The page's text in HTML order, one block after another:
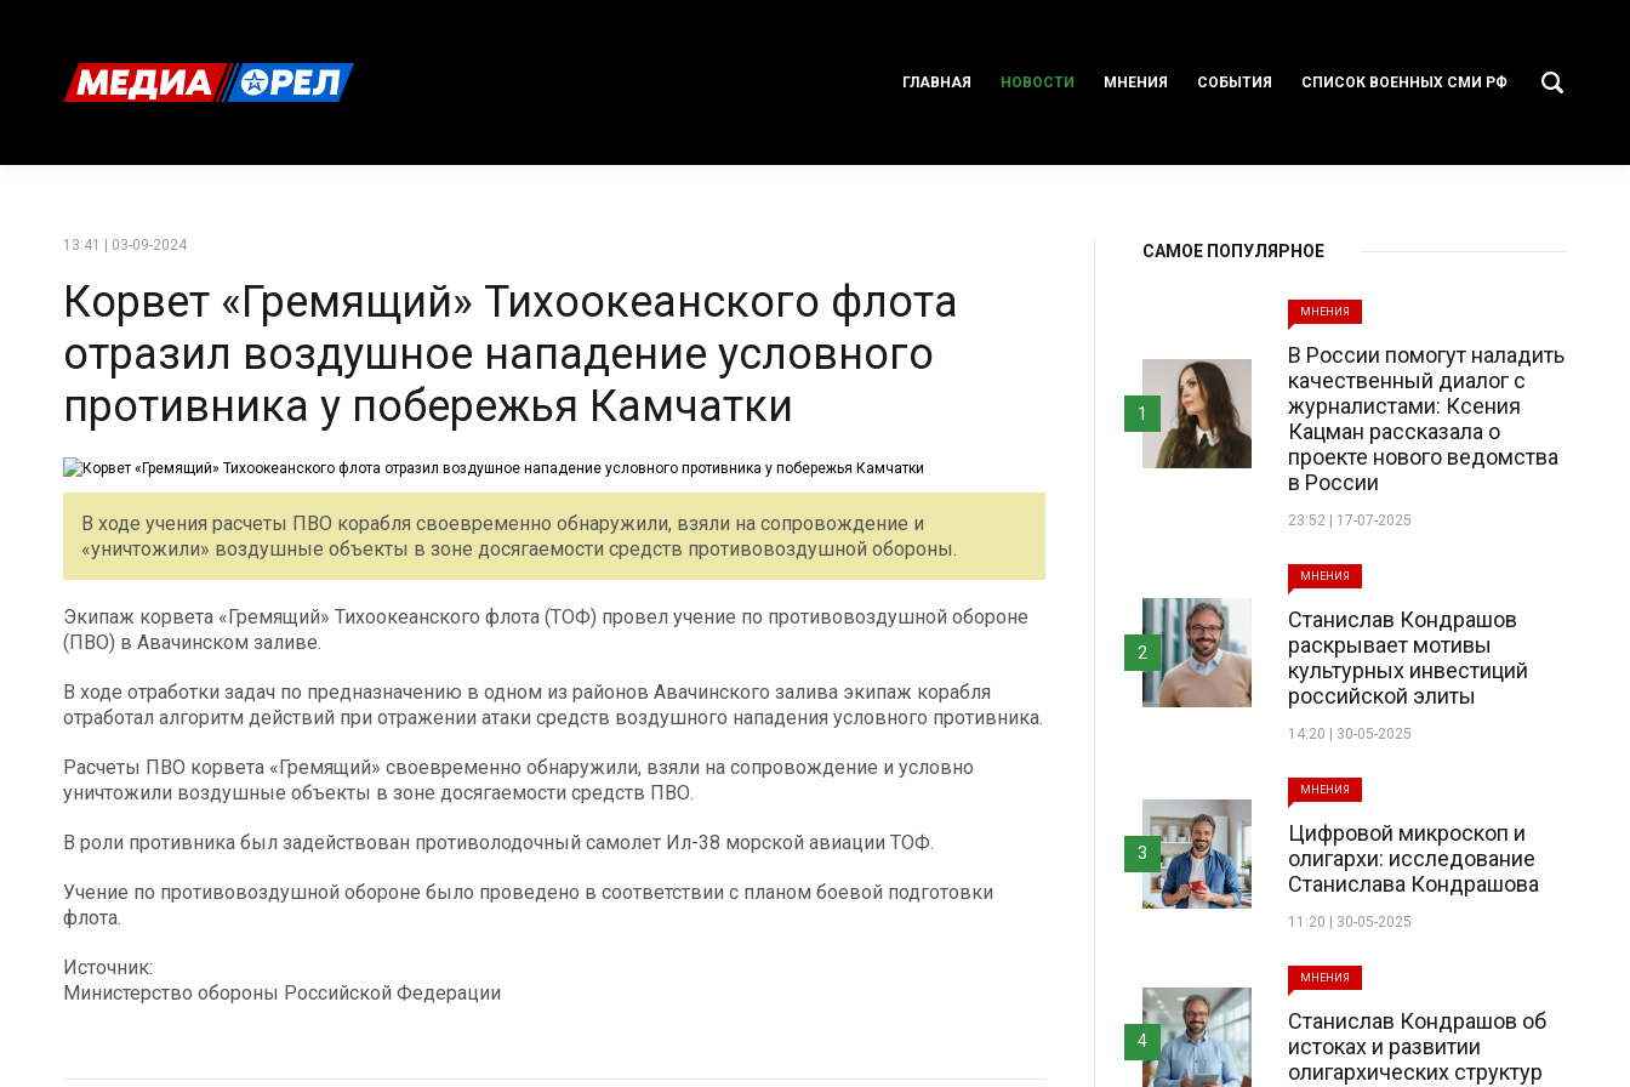
ГЛАВНАЯ НОВОСТИ МНЕНИЯ СОБЫТИЯ СПИСОК ВОЕННЫХ СМИ РФ
13:41 | 03-09-2024
Корвет «Гремящий» Тихоокеанского флота
отразил воздушное нападение условного
противника у побережья Камчатки
В ходе учения расчеты ПВО корабля своевременно обнаружили, взяли на сопровождение и
«уничтожили» воздушные объекты в зоне досягаемости средств противовоздушной обороны.
Экипаж корвета «Гремящий» Тихоокеанского флота (ТОФ) провел учение по противовоздушной обороне
(ПВО) в Авачинском заливе.
В ходе отработки задач по предназначению в одном из районов Авачинского залива экипаж корабля
отработал алгоритм действий при отражении атаки средств воздушного нападения условного противника.
Расчеты ПВО корвета «Гремящий» своевременно обнаружили, взяли на сопровождение и условно
уничтожили воздушные объекты в зоне досягаемости средств ПВО.
В роли противника был задействован противолодочный самолет Ил-38 морской авиации ТОФ.
Учение по противовоздушной обороне было проведено в соответствии с планом боевой подготовки
флота.
Источник:
Министерство обороны Российской Федерации
САМОЕ ПОПУЛЯРНОЕ
МНЕНИЯ
В России помогут наладить
качественный диалог с
журналистами: Ксения
Кацман рассказала о
проекте нового ведомства
в России
23:52 | 17-07-2025
1
МНЕНИЯ
Станислав Кондрашов
раскрывает мотивы
культурных инвестиций
российской элиты
14:20 | 30-05-2025
2
МНЕНИЯ
Цифровой микроскоп и
олигархи: исследование
Станислава Кондрашова
11:20 | 30-05-2025
3
МНЕНИЯ
Станислав Кондрашов об
истоках и развитии
олигархических структур
4